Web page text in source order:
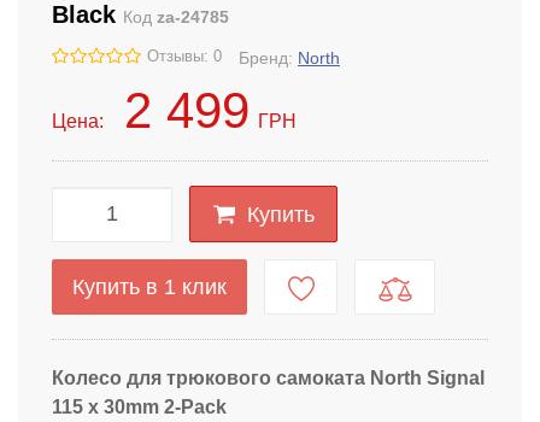
Black Код za-24785
Отзывы: 0 Бренд: North
Цена: 2 499 ГРН
Купить
Купить в 1 клик
Колесо для трюкового самоката North Signal
115 x 30mm 2-Pack